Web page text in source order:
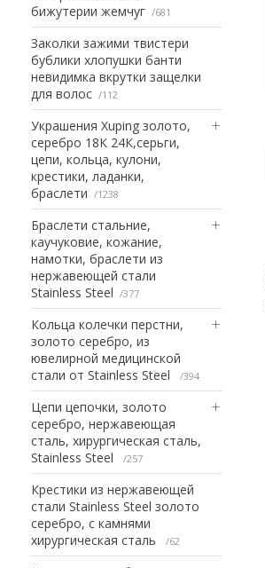
бижутерии жемчуг
681
Заколки зажими твистери
бублики хлопушки банти
невидимка вкрутки защелки
для волос
112
Украшения Xuping золото,
серебро 18К 24К,серьги,
цепи, кольца, кулони,
крестики, ладанки,
браслети
1238
Браслети стальние,
каучуковие, кожание,
намотки, браслети из
нержавеющей стали
Stainless Steel
377
Кольца колечки перстни,
золото серебро, из
ювелирной медицинской
стали от Stainless Steel
394
Цепи цепочки, золото
серебро, нержавеющая
сталь, хирургическая сталь,
Stainless Steel
257
Крестики из нержавеющей
стали Stainless Steel золото
серебро, с камнями
хирургическая сталь
62